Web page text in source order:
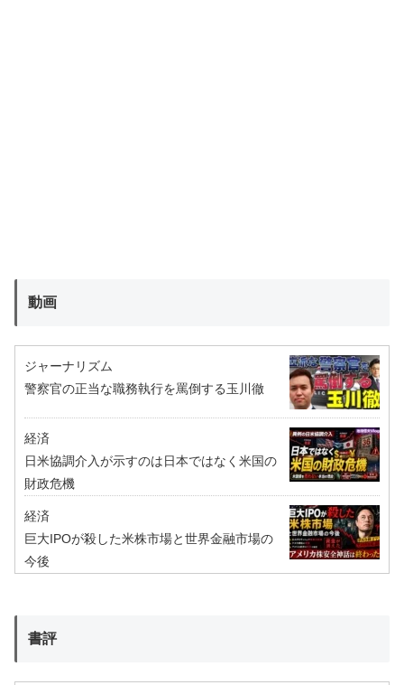
動画
ジャーナリズム
警察官の正当な職務執行を罵倒する玉川徹
経済
日米協調介入が示すのは日本ではなく米国の
財政危機
経済
巨大IPOが殺した米株市場と世界金融市場の
今後
書評